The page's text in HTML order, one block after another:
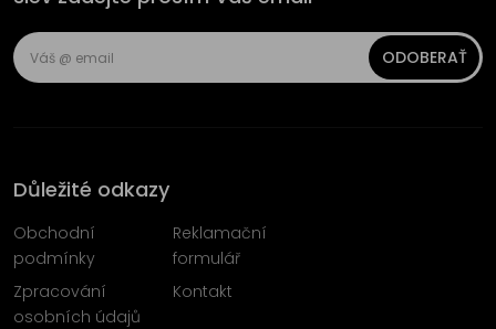
ODOBERAŤ
Důležité odkazy
Obchodní
podmínky
Reklamační
formulář
Zpracování
osobních údajů
Kontakt